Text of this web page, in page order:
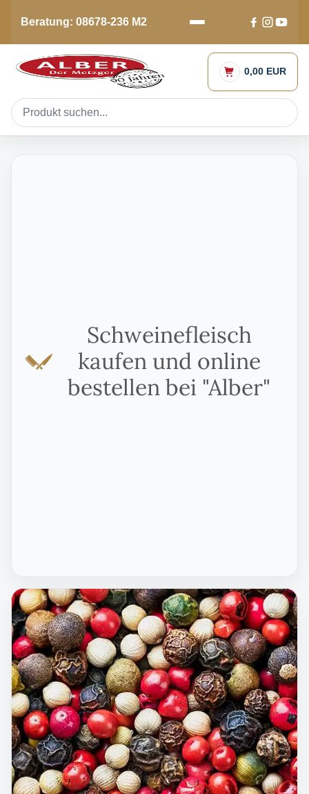
Beratung: 08678-236 M2
0,00 EUR
Schweinefleisch
kaufen und online
bestellen bei "Alber"